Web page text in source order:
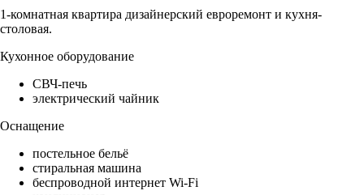
1-комнатная квартира дизайнерский евроремонт и кухня-
столовая.
Кухонное оборудование
СВЧ-печь
электрический чайник
Оснащение
постельное бельё
стиральная машина
беспроводной интернет Wi-Fi